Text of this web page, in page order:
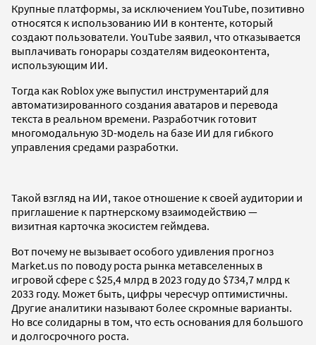
Крупные платформы, за исключением YouTube, позитивно
относятся к использованию ИИ в контенте, который
создают пользователи. YouTube заявил, что отказывается
выплачивать гонорары создателям видеоконтента,
использующим ИИ.
Тогда как Roblox уже выпустил инструментарий для
автоматизированного создания аватаров и перевода
текста в реальном времени. Разработчик готовит
многомодальную 3D-модель на базе ИИ для гибкого
управления средами разработки.
Такой взгляд на ИИ, такое отношение к своей аудитории и
приглашение к партнерскому взаимодействию —
визитная карточка экосистем геймдева.
Вот почему не вызывает особого удивления прогноз
Market.us по поводу роста рынка метавселенных в
игровой сфере с $25,4 млрд в 2023 году до $734,7 млрд к
2033 году. Может быть, цифры чересчур оптимистичны.
Другие аналитики называют более скромные варианты.
Но все солидарны в том, что есть основания для большого
и долгосрочного роста.